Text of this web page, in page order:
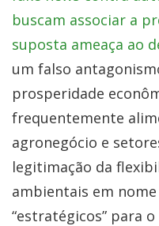
buscam associar a
suposta ameaça ao
um falso
prosperidade
frequentemente
agronegócio e
legitimação da
ambientais em
“estratégicos” para o